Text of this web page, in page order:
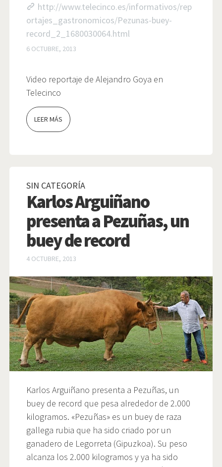
http://www.telecinco.es/informativos/rep
ortajes_gastronomicos/Pezunas-buey-
record_2_1680030064.html
6 OCTUBRE, 2013
Video reportaje de Alejandro Goya en
Telecinco
LEER MÁS
SIN CATEGORÍA
Karlos Arguiñano
presenta a Pezuñas, un
buey de record
4 OCTUBRE, 2013
Karlos Arguiñano presenta a Pezuñas, un
buey de record que pesa alrededor de 2.000
kilogramos. «Pezuñas» es un buey de raza
gallega rubia que ha sido criado por un
ganadero de Legorreta (Gipuzkoa). Su peso
alcanza los 2.000 kilogramos y ya ha sido